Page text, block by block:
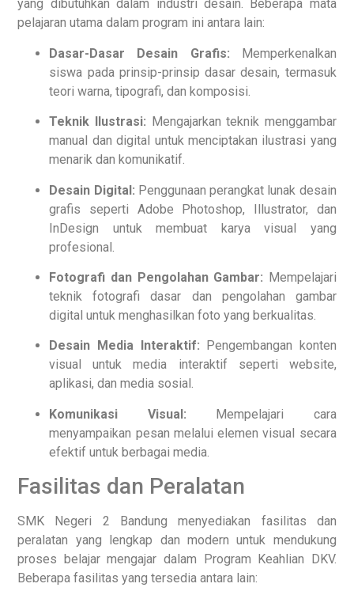
yang dibutuhkan dalam industri desain. Beberapa mata
pelajaran utama dalam program ini antara lain:
Dasar-Dasar Desain Grafis: Memperkenalkan
siswa pada prinsip-prinsip dasar desain, termasuk
teori warna, tipografi, dan komposisi.
Teknik Ilustrasi: Mengajarkan teknik menggambar
manual dan digital untuk menciptakan ilustrasi yang
menarik dan komunikatif.
Desain Digital: Penggunaan perangkat lunak desain
grafis seperti Adobe Photoshop, Illustrator, dan
InDesign untuk membuat karya visual yang
profesional.
Fotografi dan Pengolahan Gambar: Mempelajari
teknik fotografi dasar dan pengolahan gambar
digital untuk menghasilkan foto yang berkualitas.
Desain Media Interaktif: Pengembangan konten
visual untuk media interaktif seperti website,
aplikasi, dan media sosial.
Komunikasi Visual: Mempelajari cara
menyampaikan pesan melalui elemen visual secara
efektif untuk berbagai media.
Fasilitas dan Peralatan
SMK Negeri 2 Bandung menyediakan fasilitas dan
peralatan yang lengkap dan modern untuk mendukung
proses belajar mengajar dalam Program Keahlian DKV.
Beberapa fasilitas yang tersedia antara lain: